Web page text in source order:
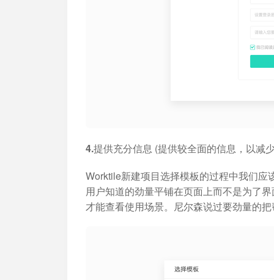
4.提供充分信息 (提供较全面的信息，以减
Worktile新建项目选择模板的过程中我们
用户知道的劲量平铺在页面上而不是为了
才能查看使用场景。尼尔森说过要劲量的